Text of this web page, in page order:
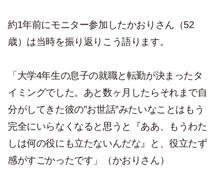
約1年前にモニター参加したかおりさん（52
歳）は当時を振り返りこう語ります。
「大学4年生の息子の就職と転勤が決まったタ
イミングでした。あと数ヶ月したらそれまで自
分がしてきた彼の”お世話”みたいなことはもう
完全にいらなくなると思うと『ああ、もうわた
しは何の役にも立たないんだな』と、役立たず
感がすごかったです」（かおりさん）